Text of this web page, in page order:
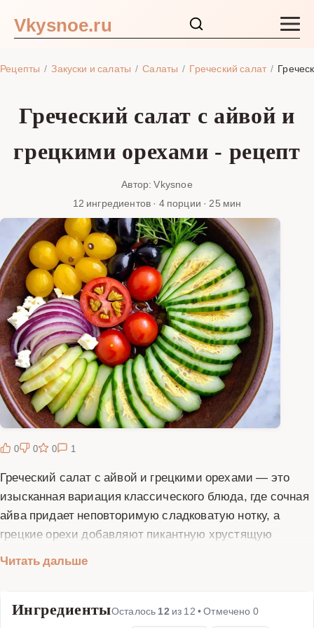
Vkysnoe.ru
Рецепты Закуски и салаты Салаты Греческий салат
Греческий салат с айвой и
грецкими орехами - рецепт
Автор: Vkysnoe
12 ингредиентов · 4 порции · 25 мин
0 0 0 1
Греческий салат с айвой и грецкими орехами — это
изысканная вариация классического блюда, где сочная
айва придает неповторимую сладковатую нотку, а
грецкие орехи добавляют пикантную хрустящую
традиционных средиземноморских ингредиентов с
вкусовой букет. Идеально подходит как для
Читать дальше
ИнгредиентыОсталось 12 из 12 • Отмечено 0